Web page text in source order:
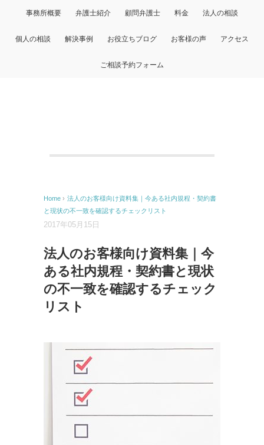
事務所概要 弁護士紹介 顧問弁護士 料金 法人の相談
個人の相談 解決事例 お役立ちブログ お客様の声 アクセス
ご相談予約フォーム
Home › 法人のお客様向け資料集｜今ある社内規程・契約書
と現状の不一致を確認するチェックリスト
2017年05月15日
法人のお客様向け資料集｜今
ある社内規程・契約書と現状
の不一致を確認するチェック
リスト